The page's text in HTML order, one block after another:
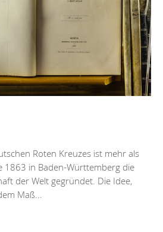
Roten Kreuzes ist mehr als
1863 in Baden-Württemberg die
der Welt gegründet. Die Idee,
Maß...